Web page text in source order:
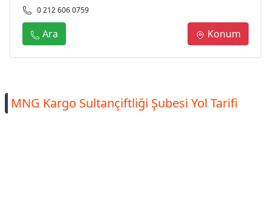
0 212 606 0759
Ara Konum
MNG Kargo Sultançiftliği Şubesi Yol Tarifi